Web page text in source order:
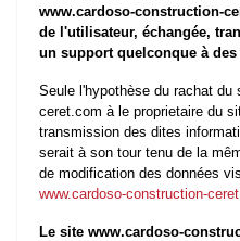
www.cardoso-construction-
de l'utilisateur, échangée,
un support quelconque à des
Seule l'hypothèse du rachat du
ceret.com à le proprietaire du
transmission des dites
serait à son tour tenu de la
de modification des données
www.cardoso-construction-
Le site www.cardoso-